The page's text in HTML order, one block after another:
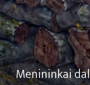
Menininkai